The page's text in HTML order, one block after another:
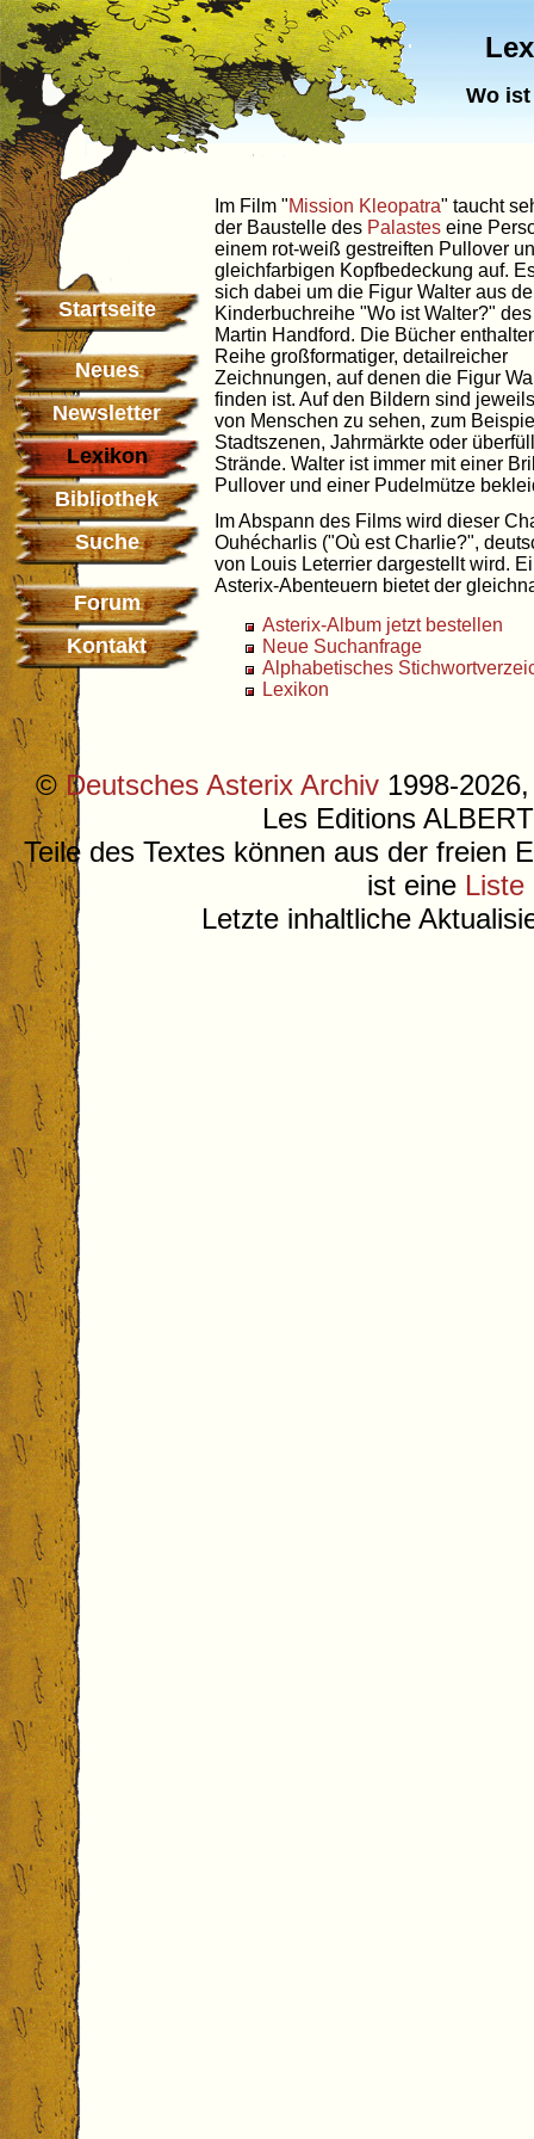
Wo
Startseite
Neues
Newsletter
Lexikon
Bibliothek
Suche
Forum
Kontakt
Im Film "Mission Kleopatra" taucht
der Baustelle des Palastes eine
einem rot-weiß gestreiften Pullover
gleichfarbigen Kopfbedeckung auf.
sich dabei um die Figur Walter aus
Kinderbuchreihe "Wo ist Walter?"
Martin Handford. Die Bücher
Reihe großformatiger, detailreicher
Zeichnungen, auf denen die Figur
finden ist. Auf den Bildern sind
von Menschen zu sehen, zum
Stadtszenen, Jahrmärkte oder
Strände. Walter ist immer mit einer
Pullover und einer Pudelmütze
Im Abspann des Films wird dieser
Ouhécharlis ("Où est Charlie?",
von Louis Leterrier dargestellt wird.
Asterix-Abenteuern bietet der
Asterix-Album jetzt bestellen
Neue Suchanfrage
Alphabetisches
Lexikon
©Deutsches Asterix Archiv 1998-
Les Editions
Teile des Textes können aus der freien
ist eine Liste
Letzte inhaltliche